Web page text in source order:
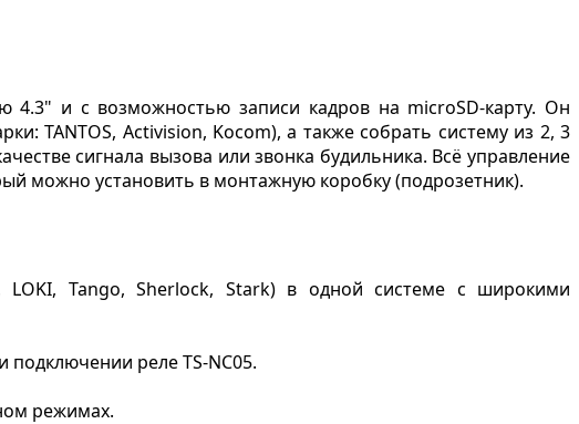
и с возможностью записи кадров на microSD-карту. Он
TANTOS, Activision, Kocom), а также собрать систему из 2, 3
сигнала вызова или звонка будильника. Всё управление
можно установить в монтажную коробку (подрозетник).
Tango, Sherlock, Stark) в одной системе с широкими
реле TS-NC05.
режимах.